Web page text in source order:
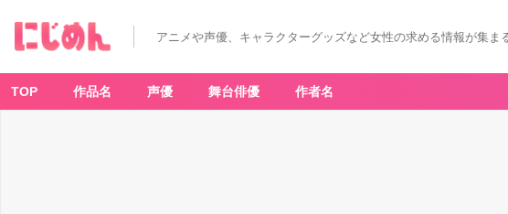
アニメや声優、キャラクターグッズなど女性の求める情報が集ま
TOP 作品名 声優 舞台俳優 作者名